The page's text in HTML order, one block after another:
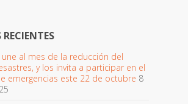
une al mes de la reducción del
y los invita a participar en el
emergencias este 22 de octubre 8